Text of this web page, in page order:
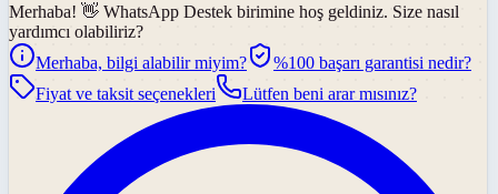
Merhaba! 👋 WhatsApp Destek birimine hoş geldiniz. Size nasıl
yardımcı olabiliriz?
Merhaba, bilgi alabilir miyim?
%100 başarı garantisi nedir?
Fiyat ve taksit seçenekleri
Lütfen beni arar mısınız?